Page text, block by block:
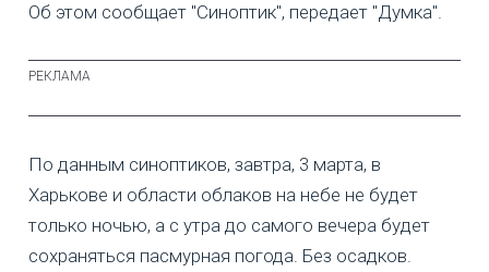
Об этом сообщает "Синоптик", передает "Думка".
По данным синоптиков, завтра, 3 марта, в
Харькове и области облаков на небе не будет
только ночью, а с утра до самого вечера будет
сохраняться пасмурная погода. Без осадков.